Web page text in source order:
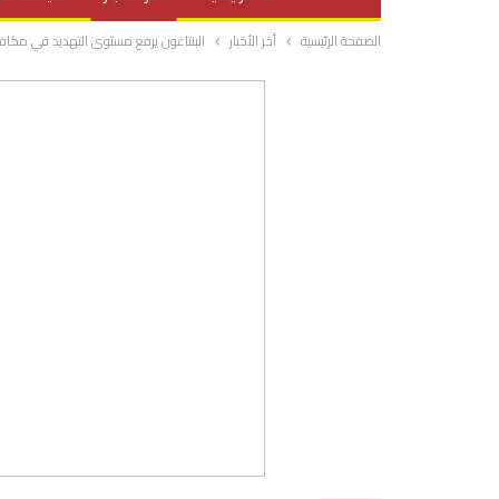
صحة وتغذية
المرأة والحياة الصفحة الرئيسية أخر الأخبار البنتاغون يرفع مستوى التهديد في